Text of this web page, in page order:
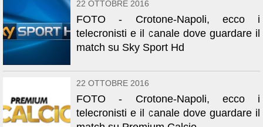
22 OTTOBRE 2016
FOTO - Crotone-Napoli, ecco i
telecronisti e il canale dove guardare il
match su Sky Sport Hd
22 OTTOBRE 2016
FOTO - Crotone-Napoli, ecco i
telecronisti e il canale dove guardare il